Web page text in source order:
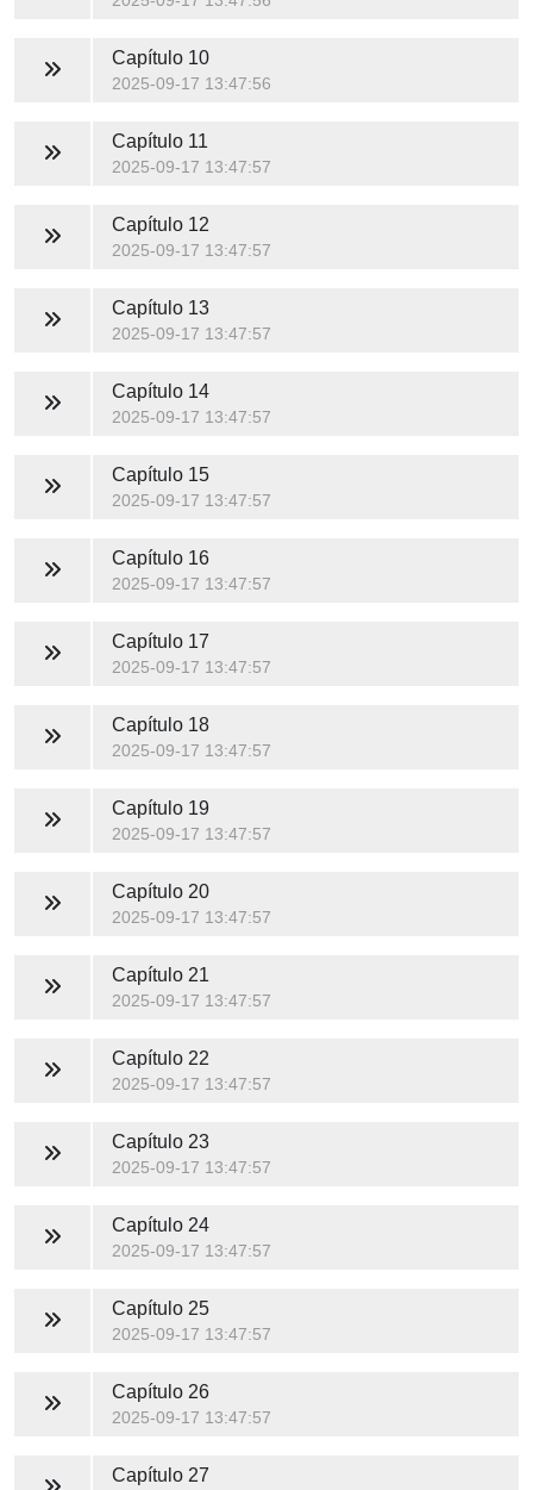
Capítulo 10
2025-09-17 13:47:56
Capítulo 11
2025-09-17 13:47:57
Capítulo 12
2025-09-17 13:47:57
Capítulo 13
2025-09-17 13:47:57
Capítulo 14
2025-09-17 13:47:57
Capítulo 15
2025-09-17 13:47:57
Capítulo 16
2025-09-17 13:47:57
Capítulo 17
2025-09-17 13:47:57
Capítulo 18
2025-09-17 13:47:57
Capítulo 19
2025-09-17 13:47:57
Capítulo 20
2025-09-17 13:47:57
Capítulo 21
2025-09-17 13:47:57
Capítulo 22
2025-09-17 13:47:57
Capítulo 23
2025-09-17 13:47:57
Capítulo 24
2025-09-17 13:47:57
Capítulo 25
2025-09-17 13:47:57
Capítulo 26
2025-09-17 13:47:57
Capítulo 27